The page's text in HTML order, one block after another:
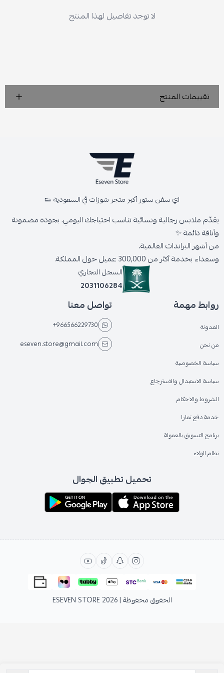
لا توجد تفاصيل لهذا المنتج
تقييمات المنتج
اي سفن ستور أكبر متجر شوزات في السعودية 👟
يقدّم ملابس رجالية ونسائية تناسب احتياجك اليومي، بجودة مضمونة
وأناقة دائمة ✨
من أشهر البراندات العالمية،
وسعداء بخدمة أكثر من 300,000 عميل حول المملكة.
السجل التجاري
2031106284
روابط مهمة
المدونة
من نحن
سياسة الخصوصية
سياسة الاستبدال والاسترجاع
الشروط والاحكام
خدمة دفع تمارا
برنامج التسويق بالعمولة
نظام الولاء
تواصل معنا
+966566229730
eseven.store@gmail.com
تحميل تطبيق الجوال
الحقوق محفوظة | 2026 ESEVEN STORE